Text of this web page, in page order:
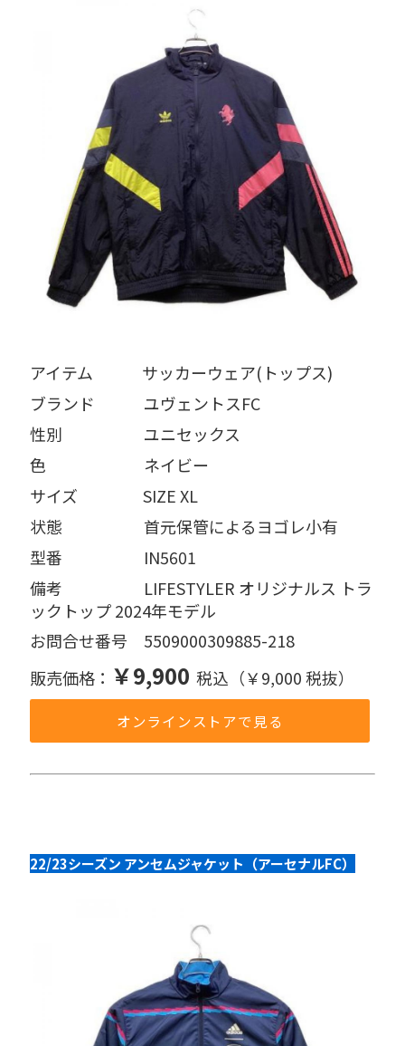
アイテム   サッカーウェア(トップス)
ブランド   ユヴェントスFC
性別     ユニセックス
色      ネイビー
サイズ    SIZE XL
状態     首元保管によるヨゴレ小有
型番     IN5601
備考     LIFESTYLER オリジナルス トラ
ックトップ 2024年モデル
お問合せ番号 5509000309885-218
販売価格： ￥9,900 税込（￥9,000 税抜）
オンラインストアで見る
22/23シーズン アンセムジャケット（アーセナルFC）